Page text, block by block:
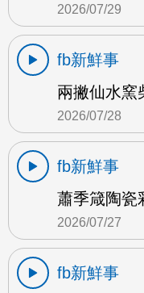
2026/07/29
fb新鮮事
兩撇仙水窯
2026/07/28
fb新鮮事
蕭季箴陶瓷
2026/07/27
fb新鮮事